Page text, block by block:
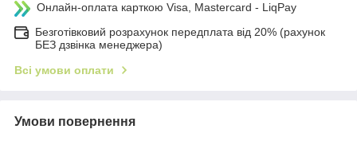
Онлайн-оплата карткою Visa, Mastercard - LiqPay
Безготівковий розрахунок передплата від 20% (рахунок
БЕЗ дзвінка менеджера)
Всі умови оплати
Умови повернення